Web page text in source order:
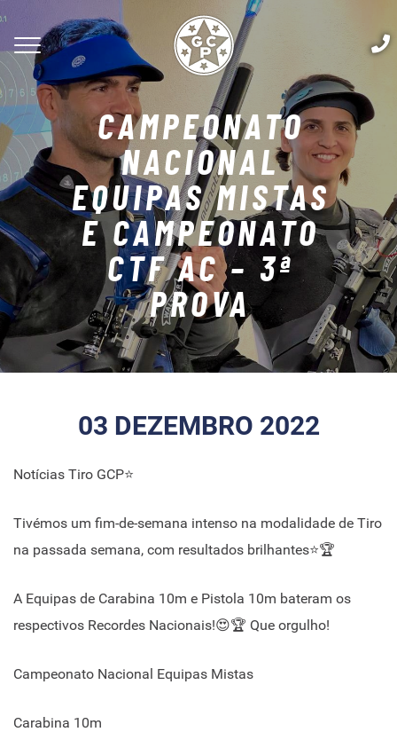
CAMPEONATO
NACIONAL
EQUIPAS MISTAS
E CAMPEONATO
CTF AC – 3ª
PROVA
03 DEZEMBRO 2022
Notícias Tiro GCP⭐
Tivémos um fim-de-semana intenso na modalidade de Tiro
na passada semana, com resultados brilhantes⭐🏆
A Equipas de Carabina 10m e Pistola 10m bateram os
respectivos Recordes Nacionais!😍🏆 Que orgulho!
Campeonato Nacional Equipas Mistas
Carabina 10m